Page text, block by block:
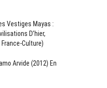
Vestiges Mayas :
D’hier,
France-Culture)
Arvide (2012) En